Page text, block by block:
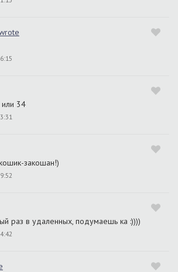
34
закошан!)
раз в удаленных, подумаешь ка :))))